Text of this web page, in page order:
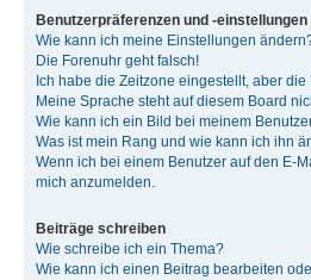
Benutzerpräferenzen und -einstellungen
Wie kann ich meine Einstellungen
Die Forenuhr geht falsch!
Ich habe die Zeitzone eingestellt, aber
Meine Sprache steht auf diesem Board
Wie kann ich ein Bild bei meinem
Was ist mein Rang und wie kann ich ihn
Wenn ich bei einem Benutzer auf den E-
mich anzumelden.
Beiträge schreiben
Wie schreibe ich ein Thema?
Wie kann ich einen Beitrag bearbeiten